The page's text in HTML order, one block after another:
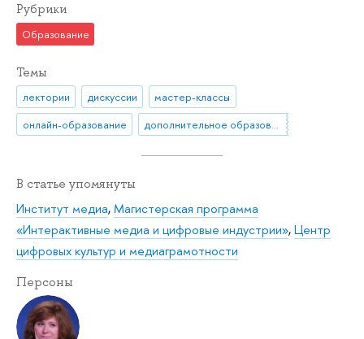
Рубрики
Образование
Темы
лектории дискуссии
мастер-классы
онлайн-образование
дополнительное образование
В статье упомянуты
Институт медиа,Магистерская программа
«Интерактивные медиа и цифровые индустрии»,Центр
цифровых культур и медиаграмотности
Персоны